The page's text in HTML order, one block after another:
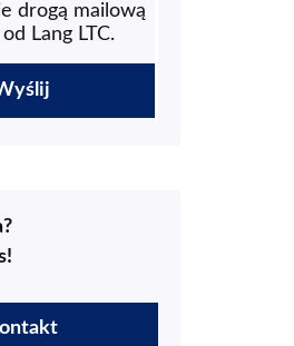
drogą mailową
Lang LTC.